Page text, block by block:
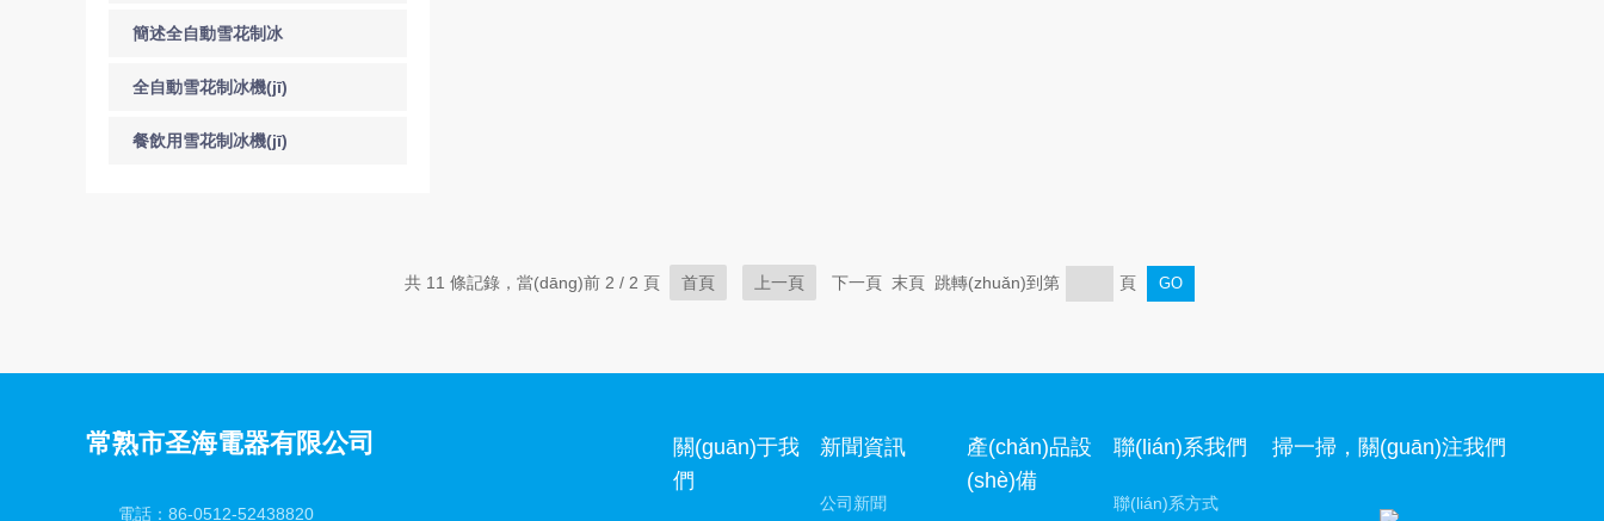
操作前的準(zhǔn)備
工作
簡述全自動雪花制冰
機(jī)詳細(xì)的使用指
南
全自動雪花制冰機(jī)
各部分作用及原理
餐飲用雪花制冰機(jī)
共 11 條記錄，當(dāng)前 2 / 2 頁 首頁 上一頁 下一頁 末頁 跳轉(zhuǎn)到第 頁
常熟市圣海電器有限公司
電話：86-0512-52438820
掃一掃，關(guān)注我們
關(guān)于我
們
新聞資訊
公司新聞
產(chǎn)品設
(shè)備
聯(lián)系我們
聯(lián)系方式